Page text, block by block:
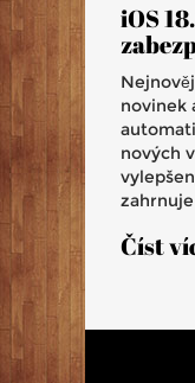
iOS
novinek
nových
Číst